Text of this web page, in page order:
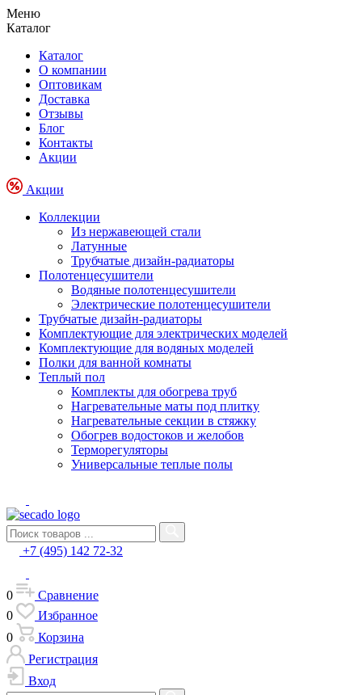
Меню
Каталог
Каталог
О компании
Оптовикам
Доставка
Отзывы
Блог
Контакты
Акции
Акции
Коллекции
Из нержавеющей стали
Латунные
Трубчатые дизайн-радиаторы
Полотенцесушители
Водяные полотенцесушители
Электрические полотенцесушители
Трубчатые дизайн-радиаторы
Комплектующие для электрических моделей
Комплектующие для водяных моделей
Полки для ванной комнаты
Теплый пол
Комплекты для обогрева труб
Нагревательные маты под плитку
Нагревательные секции в стяжку
Обогрев водостоков и желобов
Терморегуляторы
Универсальные теплые полы
+7 (495) 142 72-32
0
Сравнение
0
Избранное
0
Корзина
Регистрация
Вход